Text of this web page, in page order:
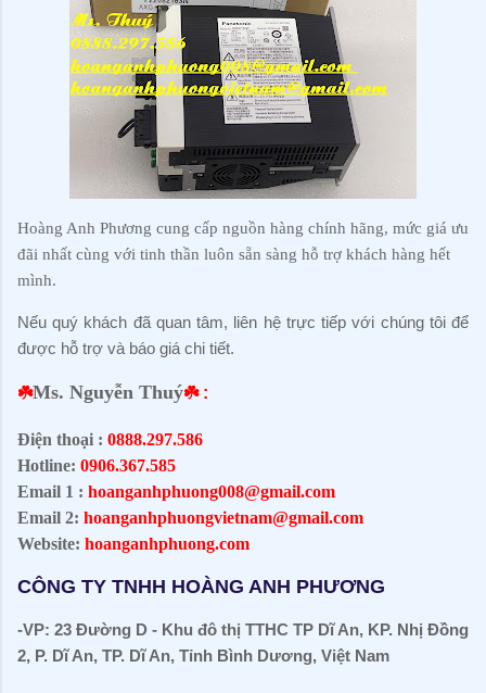
Hoàng Anh Phương cung cấp nguồn hàng chính hãng, mức giá ưu
đãi nhất cùng với tinh thần luôn sẵn sàng hỗ trợ khách hàng hết
mình.
Nếu quý khách đã quan tâm, liên hệ trực tiếp với chúng tôi để
được hỗ trợ và báo giá chi tiết.
☘️Ms. Nguyễn Thuý☘️ :
Điện thoại : 0888.297.586
Hotline: 0906.367.585
Email 1 : hoanganhphuong008@gmail.com
Email 2: hoanganhphuongvietnam@gmail.com
Website: hoanganhphuong.com
CÔNG TY TNHH HOÀNG ANH PHƯƠNG
-VP: 23 Đường D - Khu đô thị TTHC TP Dĩ An, KP. Nhị Đồng
2, P. Dĩ An, TP. Dĩ An, Tỉnh Bình Dương, Việt Nam